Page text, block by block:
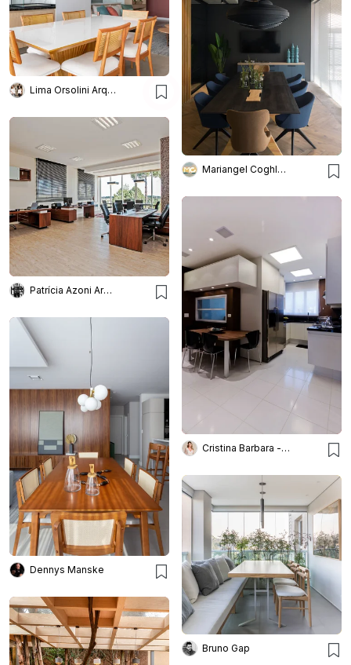
Lima Orsolini Arquitetura e Interiores
Mariangel Coghlan Diseño
Patrícia Azoni Arquitetura + Arte & Design
Cristina Barbara - Barbara e Purchio
Dennys Manske
Bruno Gap